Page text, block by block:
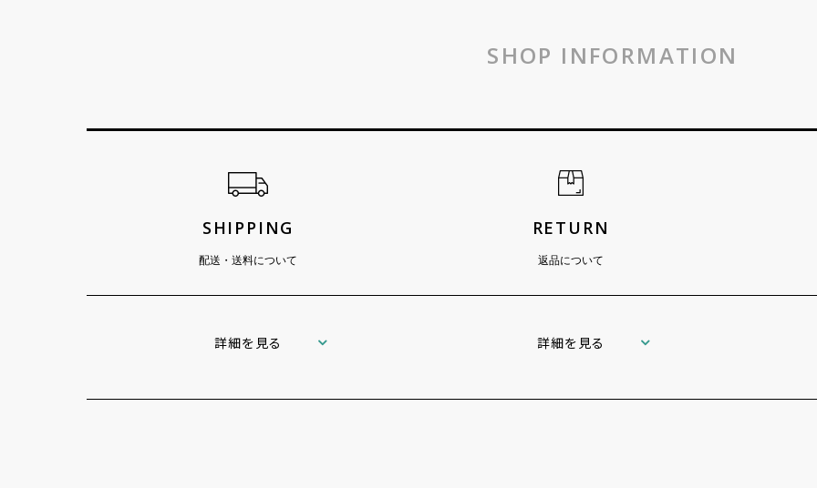
SHOP INFORMATION
ショッピングガイド
SHIPPING
配送・送料について
詳細を見る
RETURN
返品について
詳細を見る